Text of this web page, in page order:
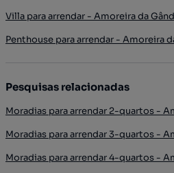
Villa para arrendar - Amoreira da
Penthouse para arrendar - Amoreira
Pesquisas relacionadas
Moradias para arrendar 2-quartos -
Moradias para arrendar 3-quartos -
Moradias para arrendar 4-quartos -